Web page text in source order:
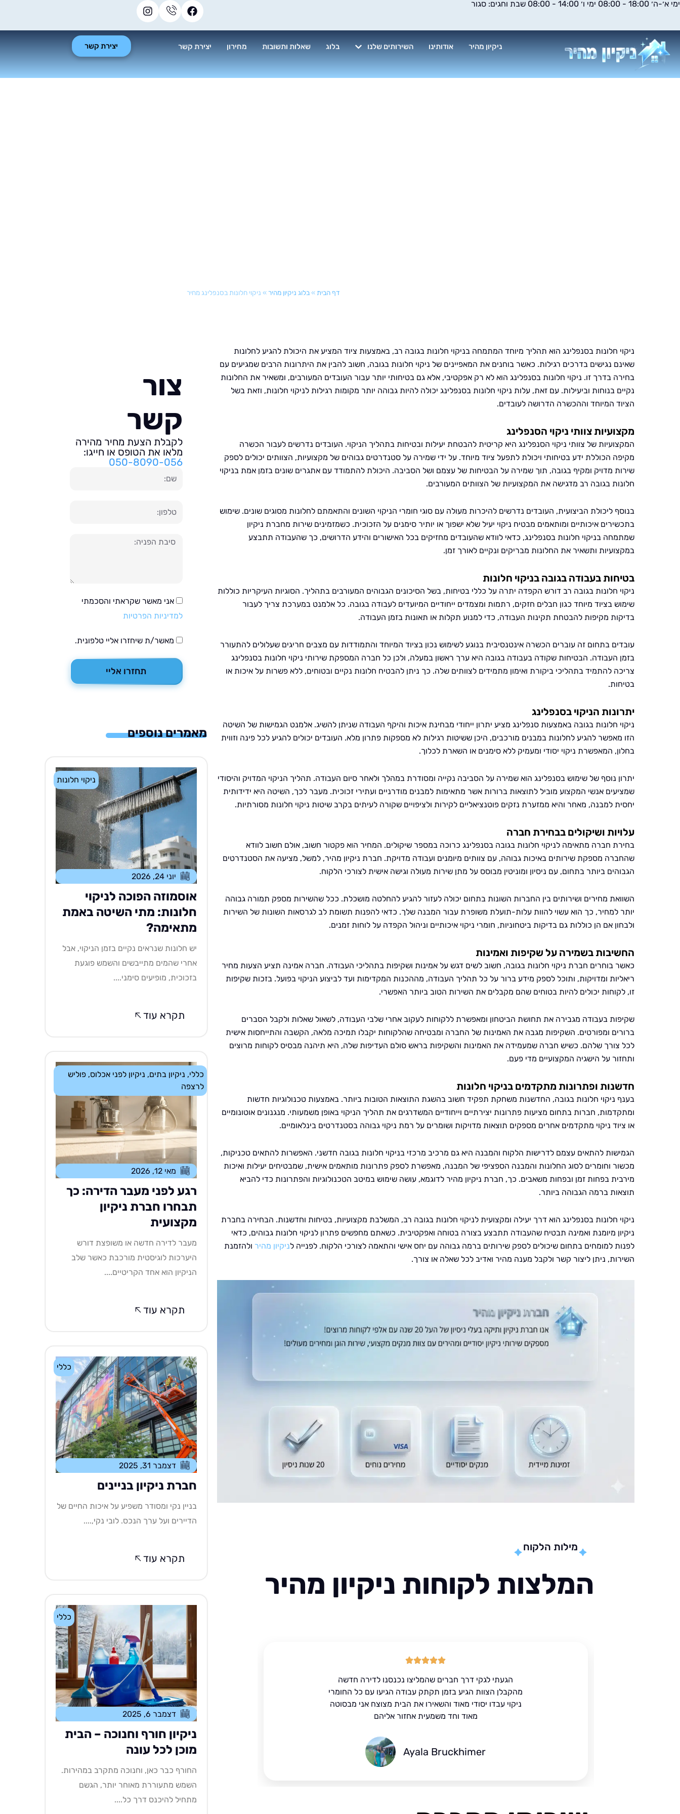
דילוג
ימי א׳-ה׳ 18:00 - 08:00 ימי ו׳ 14:00 - 08:00 שבת וחגים: סגור
ניקיון מהיר אודותינו השירותים שלנו בלוג שאלות ותשובות מחירון יצירת קשר יצירת קשר
דף הבית »בלוג ניקיון מהיר» ניקוי חלונות בסנפלינג מחיר
ניקוי חלונות בסנפלינג הוא תהליך מיוחד המתמחה בניקוי חלונות בגובה רב, באמצעות ציוד המציע את היכולת להגיע לחלונות
שאינם נגישים בדרכים רגילות. כאשר בוחנים את המאפיינים של ניקוי חלונות בגובה, חשוב להבין את היתרונות הרבים שמגיעים עם
בחירה בדרך זו. ניקוי חלונות בסנפלינג הוא לא רק אפקטיבי, אלא גם בטיחותי יותר עבור העובדים המעורבים, ומשאיר את החלונות
נקיים בנוחות וביעילות. עם זאת, עלות ניקוי חלונות בסנפלינג יכולה להיות גבוהה יותר מקומות רגילות לניקוי חלונות, וזאת בשל
הציוד המיוחד וההכשרה הדרושה לעובדים.
מקצועיות צוותי ניקוי הסנפלינג
המקצועיות של צוותי ניקוי הסנפלינג היא קריטית להבטחת יעילות ובטיחות בתהליך הניקוי. העובדים נדרשים לעבור הכשרה
מקיפה הכוללת ידע בטיחותי ויכולת לתפעל ציוד מיוחד. על ידי שמירה על סטנדרטים גבוהים של מקצועיות, הצוותים יכולים לספק
שירות מדויק ומקיף בגובה, תוך שמירה על הבטיחות של עצמם ושל הסביבה. היכולת להתמודד עם אתגרים שונים בזמן אמת בניקוי
חלונות בגובה רב מדגישה את המקצועיות של הצוותים המעורבים.
בנוסף ליכולת הביצועית, העובדים נדרשים להיכרות מעולה עם סוגי חומרי הניקוי השונים והתאמתם לחלונות מסוגים שונים. שימוש
בתכשירים איכותיים ומותאמים מבטיח ניקוי יעיל שלא ישפוך או יותיר סימנים על הזכוכית. כשמזמינים שירות מחברת ניקיון
שמתמחה בניקוי חלונות בסנפלינג, כדאי לוודא שהעובדים מחזיקים בכל האישורים והידע הדרושים, כך שהעבודה תתבצע
במקצועיות ותשאיר את החלונות מבריקים ונקיים לאורך זמן.
בטיחות בעבודה בגובה בניקוי חלונות
ניקוי חלונות בגובה רב דורש הקפדה יתרה על כללי בטיחות, בשל הסיכונים הגבוהים המעורבים בתהליך. הסוגיות העיקריות כוללות
שימוש בציוד מיוחד כגון חבלים חזקים, רתמות ומצמדים ייחודיים המיועדים לעבודה בגובה. כל אלמנט במערכת צריך לעבור
בדיקות מקיפות להבטחת תקינות העבודה, כדי למנוע תקלות או תאונות בזמן העבודה.
עובדים בתחום זה עוברים הכשרה אינטנסיבית בנוגע לשימוש נכון בציוד המיוחד והתמודדות עם מצבים חריגים שעלולים להתעורר
בזמן העבודה. הבטיחות שקודה בעבודה בגובה היא ערך ראשון במעלה, ולכן כל חברה המספקת שירותי ניקוי חלונות בסנפלינג
צריכה להתמיד בתהליכי ביקורת ואימון מתמידים לצוותים שלה. כך ניתן להבטיח חלונות נקיים ובטוחים, ללא פשרות על איכות או
בטיחות.
יתרונות הניקוי בסנפלינג
ניקוי חלונות בגובה באמצעות סנפלינג מציע יתרון ייחודי מבחינת איכות והיקף העבודה שניתן להשיג. אלמנט הגמישות של השיטה
הזו מאפשר להגיע לחלונות במבנים מורכבים, היכן ששיטות רגילות לא מספקות פתרון מלא. העובדים יכולים להגיע לכל פינה וזווית
בחלון, המאפשרת ניקוי יסודי ומעמיק ללא סימנים או השארת לכלוך.
יתרון נוסף של שימוש בסנפלינג הוא שמירה על הסביבה נקייה ומסודרת במהלך ולאחר סיום העבודה. תהליך הניקוי המדויק והיסודי
שמציעים אנשי המקצוע מוביל לתוצאות ברורות אשר מתאימות למבנים מודרניים ועתירי זכוכית. מעבר לכך, השיטה היא ידידותית
יחסית למבנה, מאחר והיא ממזערת נזקים פוטנציאליים לקירות ולציפויים שקורה לעיתים בקרב שיטות ניקוי חלונות מסורתיות.
עלויות ושיקולים בבחירת חברה
בחירת חברה מתאימה לניקוי חלונות בגובה בסנפלינג כרוכה במספר שיקולים. המחיר הוא פקטור חשוב, אולם חשוב לוודא
שהחברה מספקת שירותים באיכות גבוהה, עם צוותים מיומנים ועבודה מדויקת. חברת ניקיון מהיר, למשל, מציעה את הסטנדרטים
הגבוהים ביותר בתחום, עם ניסיון ומוניטין מבוסס על מתן שירות מעולה וגישה אישית לצורכי הלקוח.
השוואת מחירים ושירותים בין החברות השונות בתחום יכולה לעזור להגיע להחלטה מושכלת. ככל שהשירות מספק תמורה גבוהה
יותר למחיר, כך הוא עשוי להוות עלות-תועלת משופרת עבור המבנה שלך. כדאי להפנות תשומת לב לגרסאות השונות של השירות
ולבחון אם הן כוללות גם בדיקות ביטחוניות, חומרי ניקוי איכותיים וניהול הקפדה על לוחות זמנים.
החשיבות בשמירה על שקיפות ואמינות
כאשר בוחרים חברת ניקוי חלונות בגובה, חשוב לשים דגש על אמינות ושקיפות בתהליכי העבודה. חברה אמינה תציע הצעות מחיר
ריאליות ומדויקות, ותוכל לספק מידע ברור על כל תהליך העבודה, מההכנות המקדימות ועד לביצוע הניקוי בפועל. בזכות שקיפות
זו, לקוחות יכולים להיות בטוחים שהם מקבלים את השירות הטוב ביותר האפשרי.
שקיפות בעבודה מגבירה את תחושת הביטחון ומאפשרת ללקוחות לעקוב אחרי שלבי העבודה, לשאול שאלות ולקבל הסברים
ברורים ומפורטים. השקיפות מגבה את האמינות של החברה ומבטיחה שהלקוחות יקבלו תמיכה מלאה, הקשבה והתייחסות אישית
לכל צורך שלהם. כשיש חברה שמעמידה את האמינות והשקיפות בראש סולם העדיפות שלה, היא תיהנה מבסיס לקוחות מרוצים
ותחזור על הישגיה המקצועיים מדי פעם.
חדשנות ופתרונות מתקדמים בניקוי חלונות
בענף ניקוי חלונות בגובה, החדשנות משחקת תפקיד חשוב בהשגת התוצאות הטובות ביותר. באמצעות טכנולוגיות חדשות
ומתקדמות, חברות בתחום מציעות פתרונות יצירתיים וייחודיים המשדרגים את תהליך הניקוי באופן משמעותי. מנגנונים אוטונומיים
או ציוד ניקוי מתקדמים אחרים מספקים תוצאות מדויקות ושומרים על רמת ניקוי גבוהה בסטנדרטים בינלאומיים.
הגמישות להתאים עצמם לדרישות הלקוח והמבנה היא גם מרכיב מרכזי בניקוי חלונות בגובה חדשני. האפשרות להתאים טכניקות,
מכשור וחומרים לסוג החלונות והמבנה הספציפי של המבנה, מאפשרת לספק פתרונות מותאמים אישית, שמבטיחים יעילות ואיכות
מירבית בפחות זמן ובפחות משאבים. כך, חברת ניקיון מהיר לדוגמא, עושה שימוש במיטב הטכנולוגיות והפתרונות כדי להביא
תוצאות ברמה הגבוהה ביותר.
ניקוי חלונות בסנפלינג הוא דרך יעילה ומקצועית לניקוי חלונות בגובה רב, המשלבת מקצועיות, בטיחות וחדשנות. הבחירה בחברת
ניקיון מיומנת ואמינה תבטיח שהעבודה תתבצע בצורה בטוחה ואפקטיבית. כשאתם מחפשים פתרון לניקוי חלונות גבוהים, כדאי
לפנות למומחים בתחום שיכולים לספק שירותים ברמה גבוהה עם יחס אישי והתאמה לצורכי הלקוח. לפנייה לניקיון מהיר ולהזמנת
השירות, ניתן ליצור קשר ולקבל מענה מהיר ואדיב לכל שאלה או צורך.
מילות הלקוח
המלצות לקוחות ניקיון מהיר
הגעתי לגקי דרך חברים שהמליצו נכנסנו לדירה חדשה
מהקבלן הצוות הגיע בזמן תקתק עבודה הגיעו עם כל החומרי
ניקוי עבדו יסודי מאוד והשאירו את הבית מצוצח אני מבסוטה
מאוד וחד משמעית אחזור אליהם
Ayala Bruckhimer
צור
קשר
לקבלת הצעת מחיר מהירה
מלאו את הטופס או חייגו:
050-8090-056
טלפון
הודעה
אני מאשר שקראתי והסכמתי
למדיניות הפרטיות
מאשר/ת שיחזרו אליי טלפונית.
תחזרו אליי
מאמרים נוספים
ניקוי חלונות
יוני 24, 2026
אוסמוזה הפוכה לניקוי
חלונות: מתי השיטה באמת
מתאימה?
יש חלונות שנראים נקיים בזמן הניקוי, אבל
אחרי שהמים מתייבשים והשמש פוגעת
בזכוכית, מופיעים סימני....
תקרא עוד
כללי, ניקיון בתים, ניקיון לפני אכלוס,פוליש
לרצפה
מאי 12, 2026
רגע לפני מעבר הדירה: כך
תבחרו חברת ניקיון
מקצועית
מעבר לדירה חדשה או משופצת דורש
היערכות לוגיסטית מורכבת כאשר שלב
הניקיון הוא אחד הקריטיים....
תקרא עוד
כללי
דצמבר 31, 2025
חברת ניקיון בניינים
בניין נקי ומסודר משפיע על איכות החיים של
הדיירים ועל ערך הנכס. לובי נקי,....
תקרא עוד
כללי
דצמבר 6, 2025
ניקיון חורף וחנוכה – הבית
מוכן לכל עונה
החורף כבר כאן, וחנוכה מתקרב במהירות.
השמש מתעוררת מאוחר יותר, הגשם
מתחיל להיכנס דרך כל....